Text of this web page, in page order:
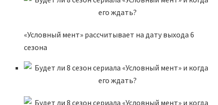
«Условный мент» рассчитывает на дату выхода 6
сезона